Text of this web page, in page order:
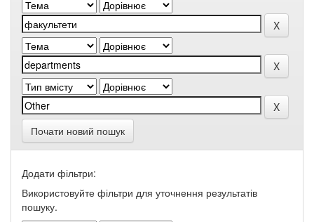
Почати новий пошук
Додати фільтри:
Використовуйте фільтри для уточнення результатів
пошуку.